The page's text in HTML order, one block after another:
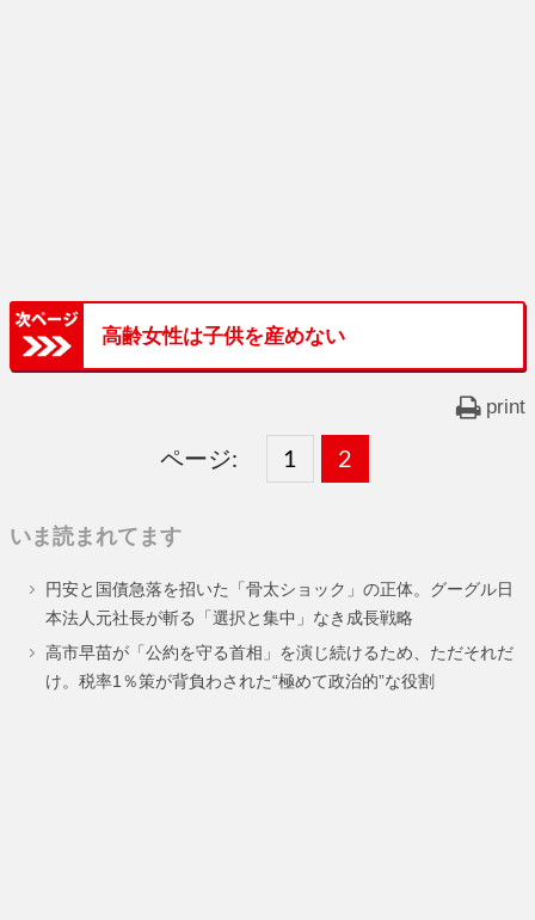
高齢女性は子供を産めない
print
ページ:
固
ー
ジ
1 ,
固
ー
ジ
2
いま読まれてます
円安と国債急落を招いた「骨太ショック」の正体。グーグル日
本法人元社長が斬る「選択と集中」なき成長戦略
高市早苗が「公約を守る首相」を演じ続けるため、ただそれだ
け。税率1％策が背負わされた“極めて政治的”な役割